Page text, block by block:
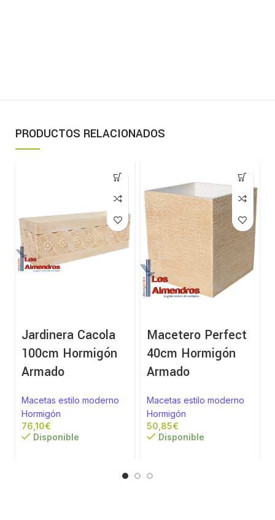
PRODUCTOS RELACIONADOS
Jardinera Cacola
100cm Hormigón
Armado
Macetas estilo moderno
Hormigón
€
Disponible
Macetero Perfect
40cm Hormigón
Armado
Macetas estilo moderno
Hormigón
€
Disponible